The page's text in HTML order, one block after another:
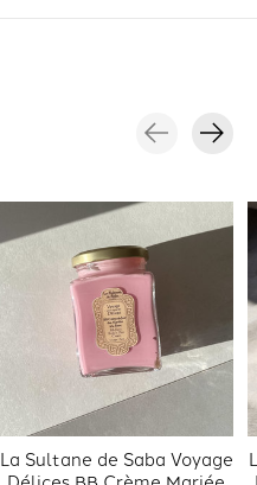
La Sultane de Saba Voyage